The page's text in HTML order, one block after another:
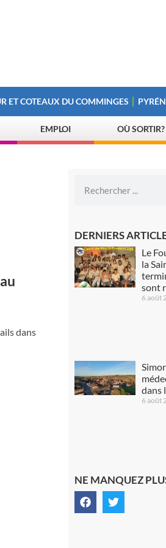
ET COTEAUX DU COMMINGES
EMPLOI OÙ SORTIR?
dans
DERNIERS
Le
la
sont
6 août
dans
6 août
NE MANQUEZ